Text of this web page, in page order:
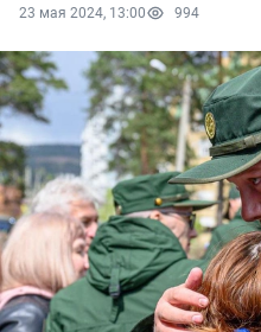
23 мая 2024, 13:00 994